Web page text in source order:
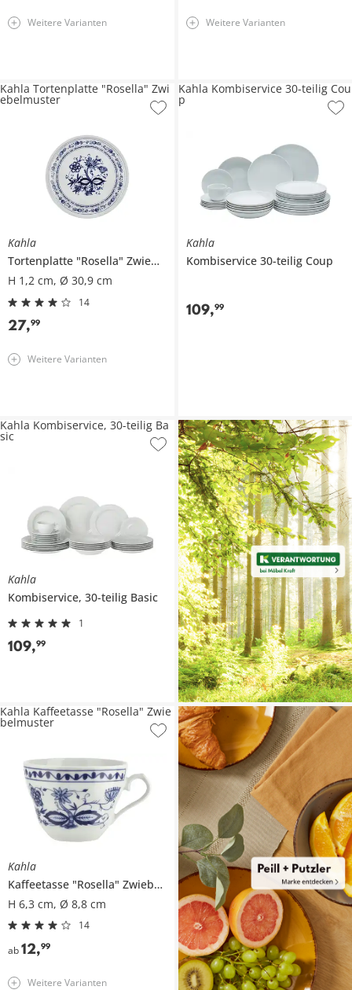
Weitere Varianten Weitere Varianten
Kahla
Tortenplatte "Rosella" Zwiebelmuster
H 1,2 cm, Ø 30,9 cm
14
27,99
Kahla Tortenplatte "Rosella" Zwi
ebelmuster
Weitere Varianten
Kahla
Kombiservice 30-teilig Coup
109,99
Kahla Kombiservice 30-teilig Cou
p
Kahla
Kombiservice, 30-teilig Basic
1
109,99
Kahla Kombiservice, 30-teilig Ba
sic
Kahla
Kaffeetasse "Rosella" Zwiebelmuster
H 6,3 cm, Ø 8,8 cm
14
ab12,99
Kahla Kaffeetasse "Rosella" Zwie
belmuster
Weitere Varianten